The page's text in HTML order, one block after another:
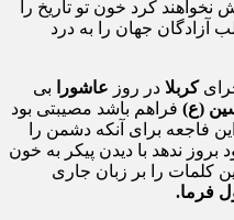
کرد خون تو تاریخ را
آزادگان جهان را به درد
کربلا در روز عاشورا
بی‌
(ع) فراهم باشد مصیبتی بود
فاجعه برای آنکه دشمن را
بروز ندهد با دیدن پیکر به خون
کلمات را بر زبان جاری
فرما.